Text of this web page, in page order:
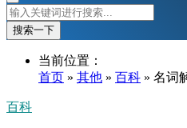
搜索一下
当前位置：
首页 » 其他 » 百科 » 名词
百科